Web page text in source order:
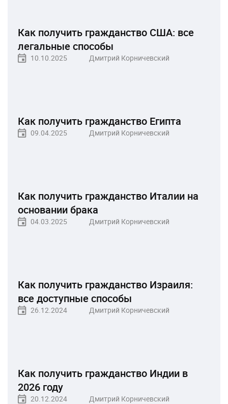
Как получить гражданство США: все
легальные способы
10.10.2025 Дмитрий Корничевский
Как получить гражданство Египта
09.04.2025 Дмитрий Корничевский
Как получить гражданство Италии на
основании брака
04.03.2025 Дмитрий Корничевский
Как получить гражданство Израиля:
все доступные способы
26.12.2024 Дмитрий Корничевский
Как получить гражданство Индии в
2026 году
20.12.2024 Дмитрий Корничевский